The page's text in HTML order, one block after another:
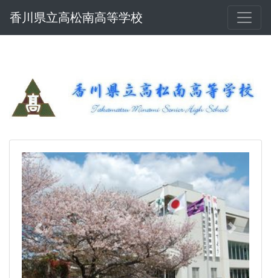
香川県立高松南高等学校
Previous Next